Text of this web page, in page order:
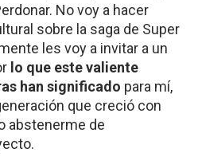
No voy a hacer
sobre la saga de Super
les voy a invitar a un
lo que este valiente
han significado para mí,
que creció con
abstenerme de